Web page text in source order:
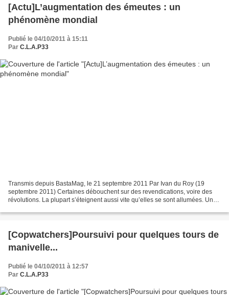
[Actu]L’augmentation des émeutes : un
phénomène mondial
Publié le 04/10/2011 à 15:11
Par C.L.A.P33
Transmis depuis BastaMag, le 21 septembre 2011 Par Ivan du Roy (19
septembre 2011) Certaines débouchent sur des revendications, voire des
révolutions. La plupart s’éteignent aussi vite qu’elles se sont allumées. Une
[Copwatchers]Poursuivi pour quelques tours de
manivelle...
Publié le 04/10/2011 à 12:57
Par C.L.A.P33